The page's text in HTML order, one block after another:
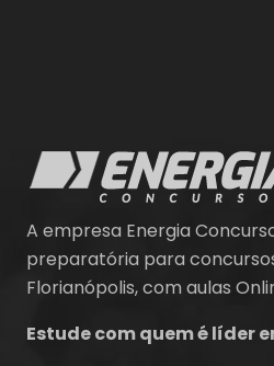
A empresa Energia
preparatória para
Florianópolis, com aulas
Estude com quem é líder